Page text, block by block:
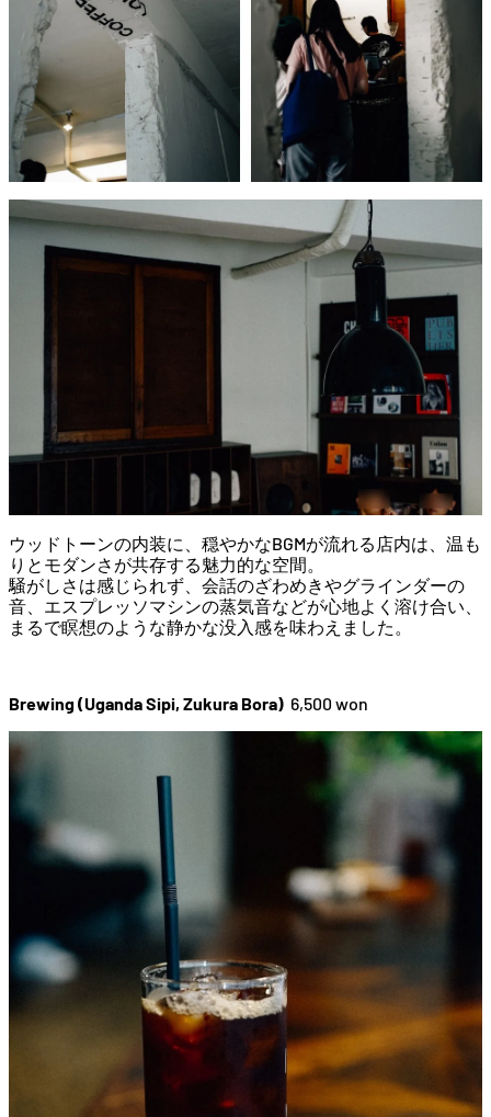
ウッド トーンの内装に、 穏やかなBGMが流れる 店内は、 温も
り と モダンさ が共存する魅力的な空間。
騒がし さ は感じ られず、 会話のざわめきやグラインダーの
音、
エスプレッソマシンの蒸気音などが心地 よく 溶け合い、
まるで瞑想の よう な静かな没入 感を味わ え ま した。
Brewing (Uganda Sipi, Zukura Bora) 6,500 won